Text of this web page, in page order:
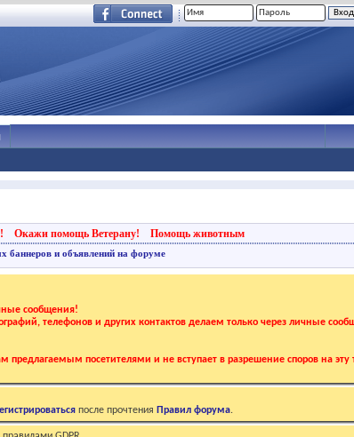
Окажи помощь Ветерану! Помощь животным
баннеров и объявлений на форуме
сообщения!
телефонов и других контактов делаем только через личные
предлагаемым посетителями и не вступает в разрешение споров на
после прочтения Правил форума.